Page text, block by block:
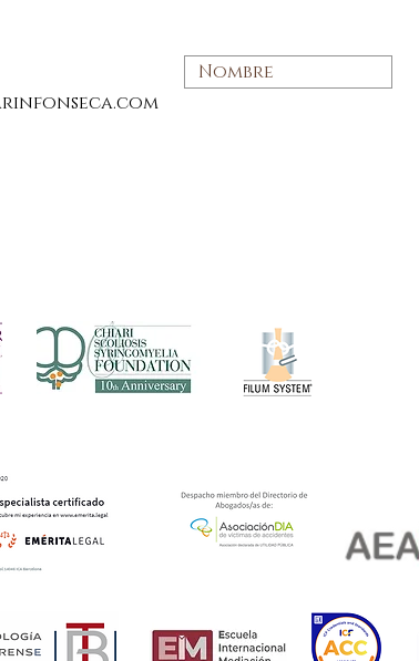
OBLIGADO A PAGAR
SUMINISTROS EN
SUPUESTOS DE